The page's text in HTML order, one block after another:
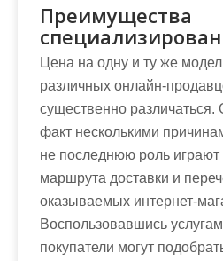
Преимущества
Цена на одну и ту же
различных онлайн-
существенно различаться.
факт несколькими
не последнюю роль играют
маршрута доставки и
оказываемых интернет-
Воспользовавшись
покупатели могут